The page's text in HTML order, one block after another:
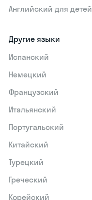
Английский для детей
Другие языки
Испанский
Немецкий
Французский
Итальянский
Португальский
Китайский
Турецкий
Греческий
Корейский